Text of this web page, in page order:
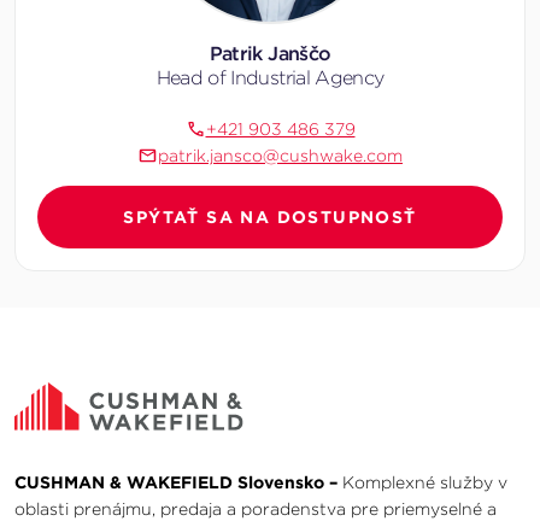
Patrik Janščo
Head of Industrial Agency
+421 903 486 379
patrik.jansco@cushwake.com
SPÝTAŤ SA NA DOSTUPNOSŤ
CUSHMAN & WAKEFIELD Slovensko – Komplexné služby v
oblasti prenájmu, predaja a poradenstva pre priemyselné a